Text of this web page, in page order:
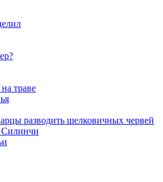
траве
разводить шелковичных червей
Силинчи